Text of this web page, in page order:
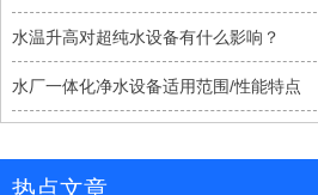
水温升高对超纯水设备有什么影响？
水厂一体化净水设备适用范围/性能特点
热点文章